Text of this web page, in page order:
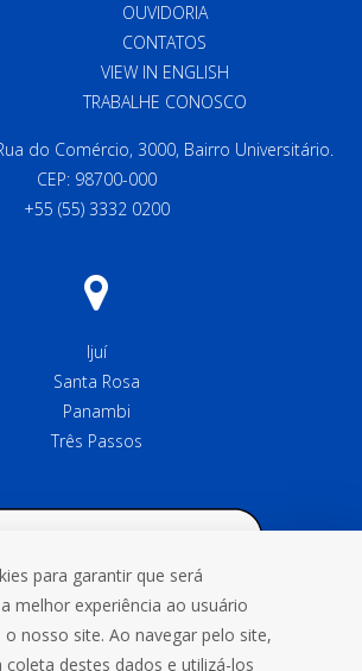
OUVIDORIA
CONTATOS
VIEW IN ENGLISH
TRABALHE CONOSCO
do Comércio, 3000, Bairro Universitário.
CEP: 98700-000
+55 (55) 3332 0200
Ijuí
Santa Rosa
Panambi
Três Passos
para garantir que será
melhor experiência ao usuário
nosso site. Ao navegar pelo site,
coleta destes dados e utilizá-los